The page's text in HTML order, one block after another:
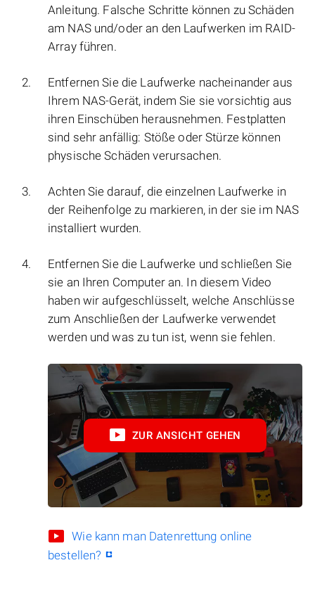
Anleitung. Falsche Schritte können zu Schäden
am NAS und/oder an den Laufwerken im RAID-
Array führen.
Entfernen Sie die Laufwerke nacheinander aus
Ihrem NAS-Gerät, indem Sie sie vorsichtig aus
ihren Einschüben herausnehmen. Festplatten
sind sehr anfällig: Stöße oder Stürze können
physische Schäden verursachen.
Achten Sie darauf, die einzelnen Laufwerke in
der Reihenfolge zu markieren, in der sie im NAS
installiert wurden.
Entfernen Sie die Laufwerke und schließen Sie
sie an Ihren Computer an. In diesem Video
haben wir aufgeschlüsselt, welche Anschlüsse
zum Anschließen der Laufwerke verwendet
werden und was zu tun ist, wenn sie fehlen.
ZUR ANSICHT GEHEN
Wie kann man Datenrettung online
bestellen?